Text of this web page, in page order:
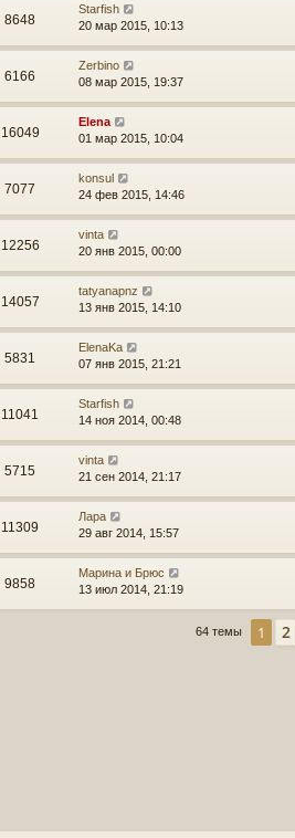
8648
Starfish
20 мар 2015, 10:13
6166
Zerbino
08 мар 2015, 19:37
16049
Elena
01 мар 2015, 10:04
7077
konsul
24 фев 2015, 14:46
12256
vinta
20 янв 2015, 00:00
14057
tatyanapnz
13 янв 2015, 14:10
5831
ElenaKa
07 янв 2015, 21:21
11041
Starfish
14 ноя 2014, 00:48
5715
vinta
21 сен 2014, 21:17
11309
Лара
29 авг 2014, 15:57
9858
Марина и Брюс
13 июл 2014, 21:19
64 темы 1 2